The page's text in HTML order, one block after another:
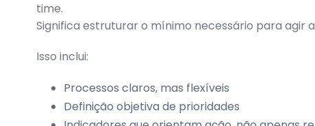
time.
Significa estruturar o mínimo necessário para agir
Isso inclui:
Processos claros, mas flexíveis
Definição objetiva de prioridades